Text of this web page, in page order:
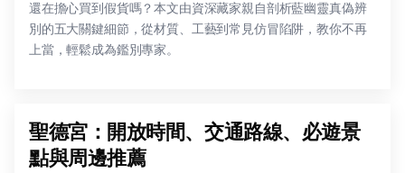
還在擔心買到假貨嗎？本文由資深藏家親自剖析藍幽靈真偽辨
別的五大關鍵細節，從材質、工藝到常見仿冒陷阱，教你不再
上當，輕鬆成為鑑別專家。
聖德宮：開放時間、交通路線、必遊景
點與周邊推薦